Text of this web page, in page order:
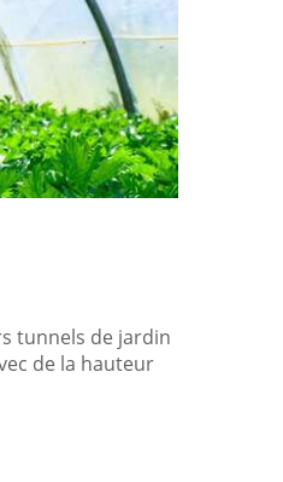
tunnels de jardin
de la hauteur